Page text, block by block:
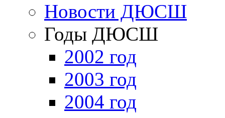
Новости ДЮСШ
Годы ДЮСШ
2002 год
2003 год
2004 год